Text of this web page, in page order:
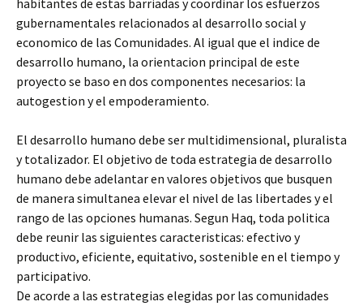
habitantes de estas barriadas y coordinar los esfuerzos
gubernamentales relacionados al desarrollo social y
economico de las Comunidades. Al igual que el indice de
desarrollo humano, la orientacion principal de este
proyecto se baso en dos componentes necesarios: la
autogestion y el empoderamiento.
El desarrollo humano debe ser multidimensional, pluralista
y totalizador. El objetivo de toda estrategia de desarrollo
humano debe adelantar en valores objetivos que busquen
de manera simultanea elevar el nivel de las libertades y el
rango de las opciones humanas. Segun Haq, toda politica
debe reunir las siguientes caracteristicas: efectivo y
productivo, eficiente, equitativo, sostenible en el tiempo y
participativo.
De acorde a las estrategias elegidas por las comunidades